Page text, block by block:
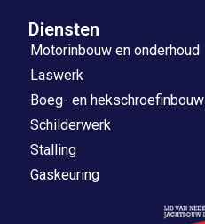
Diensten
Motorinbouw en onderhoud
Laswerk
Boeg- en hekschroefinbouw
Schilderwerk
Stalling
Gaskeuring